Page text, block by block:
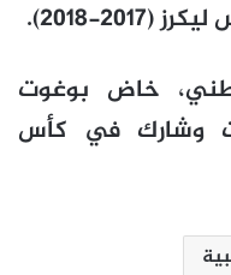
خاض بوغوت
وشارك في كأس